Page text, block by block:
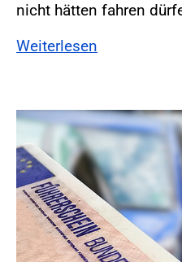
nicht hätten fahren
Weiterlesen